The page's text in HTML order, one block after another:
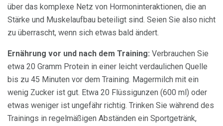
über das komplexe Netz von Hormoninteraktionen, die an
Stärke und Muskelaufbau beteiligt sind. Seien Sie also nicht
zu überrascht, wenn sich etwas bald ändert.
Ernährung vor und nach dem Training: Verbrauchen Sie
etwa 20 Gramm Protein in einer leicht verdaulichen Quelle
bis zu 45 Minuten vor dem Training. Magermilch mit ein
wenig Zucker ist gut. Etwa 20 Flüssigunzen (600 ml) oder
etwas weniger ist ungefähr richtig. Trinken Sie während des
Trainings in regelmäßigen Abständen ein Sportgetränk,